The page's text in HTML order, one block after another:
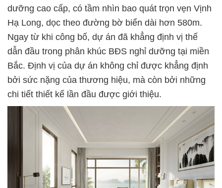
dưỡng cao cấp, có tầm nhìn bao quát trọn vẹn Vịnh
Hạ Long, dọc theo đường bờ biển dài hơn 580m.
Ngay từ khi công bố, dự án đã khẳng định vị thế
dẫn đầu trong phân khúc BĐS nghỉ dưỡng tại miền
Bắc. Định vị của dự án không chỉ được khẳng định
bởi sức nặng của thương hiệu, mà còn bởi những
chi tiết thiết kế lần đầu được giới thiệu.